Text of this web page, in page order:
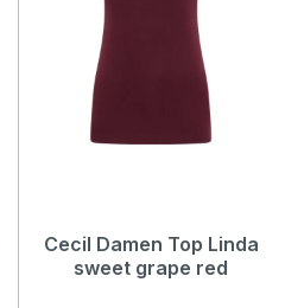
Cecil Damen Top Linda
sweet grape red